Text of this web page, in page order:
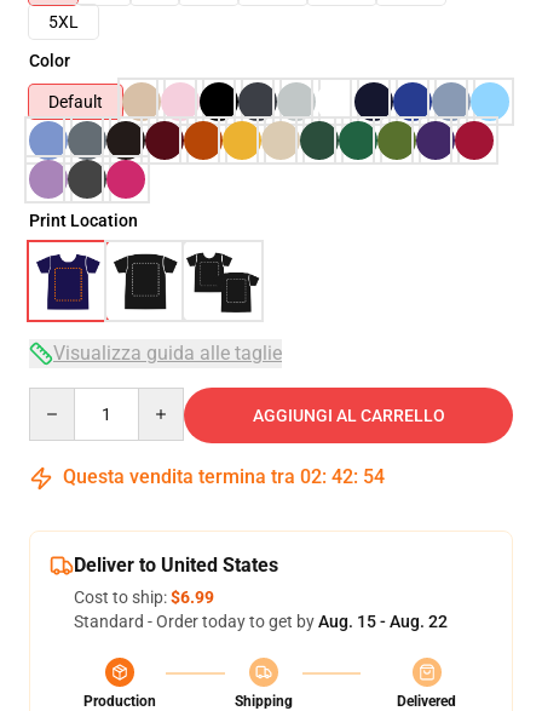
5XL
Color
Default
Print Location
Visualizza guida alle taglie
AGGIUNGI AL CARRELLO
Questa vendita termina tra 02: 42: 53
Deliver to United States
Cost to ship:$6.99
Standard - Order today to get byAug. 15 - Aug. 22
Production
Shipping
Delivered